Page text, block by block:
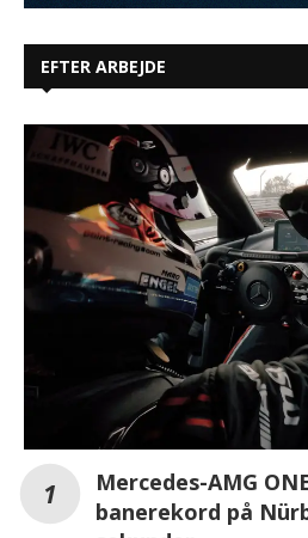
EFTER ARBEJDE
Mercedes-AMG
banerekord på